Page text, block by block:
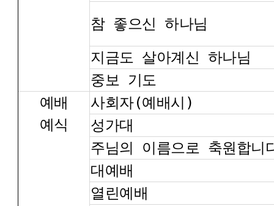
참 좋으신 하나님
지금도 살아계신 하나님
중보 기도
예배
사회자(예배시)
예식
성가대
주님의 이름으로 축원합니
대예배
열린예배